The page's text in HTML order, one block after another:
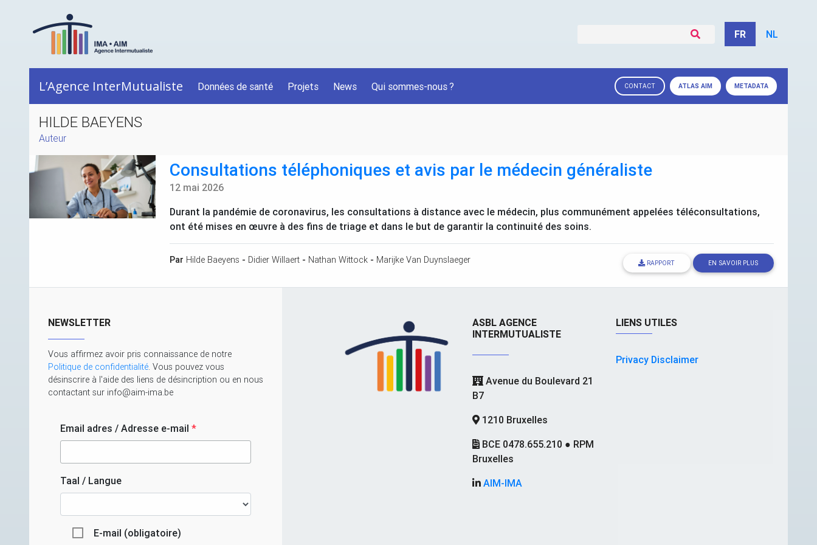
FR NL
L’Agence InterMutualiste Données de santé Projets News Qui sommes-nous? CONTACT ATLAS AIM METADATA
HILDE BAEYENS
Auteur
Consultations téléphoniques et avis par le médecin généraliste
12 mai 2026
Durant la pandémie de coronavirus, les consultations à distance avec le médecin, plus communément appelées téléconsultations,
ont été mises en œuvre à des fins de triage et dans le but de garantir la continuité des soins.
Par Hilde Baeyens - Didier Willaert - Nathan Wittock - Marijke Van Duynslaeger RAPPORT EN SAVOIR PLUS
NEWSLETTER
Vous affirmez avoir pris connaissance de notre
Politique de confidentialité. Vous pouvez vous
désinscrire à l'aide des liens de désincription ou en nous
contactant sur info@aim-ima.be
Email adres / Adresse e-mail *
Taal / Langue
E-mail (obligatoire)
ASBL AGENCE
INTERMUTUALISTE
Avenue du Boulevard 21
B7
1210 Bruxelles
BCE 0478.655.210 ● RPM
Bruxelles
AIM-IMA
LIENS UTILES
Privacy Disclaimer